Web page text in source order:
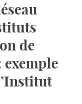
de
exemple